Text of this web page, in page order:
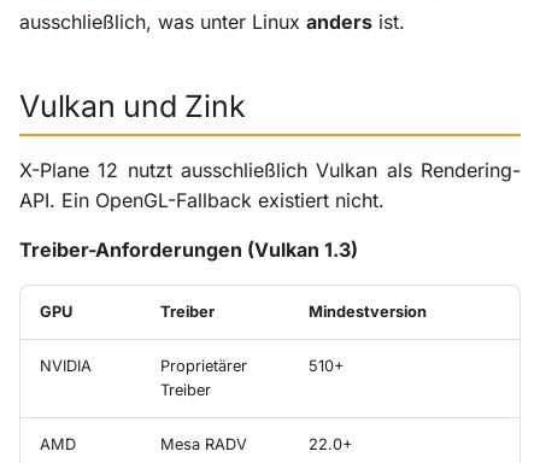
i
i
Display-Server
Audio
udev-Regeln
Fehlerbehebung
Log-Dateien
X-ProTurb
KabinXP
Szenerie-Plugins
Via KVM
ausschließlich, was unter Linux anders ist.
Vulkan und Zink
X-Plane 12 nutzt ausschließlich Vulkan als Rendering-
API. Ein OpenGL-Fallback existiert nicht.
Treiber-Anforderungen (Vulkan 1.3)
GPU Treiber Mindestversion
NVIDIA
Proprietärer
Treiber
510+
AMD Mesa RADV 22.0+